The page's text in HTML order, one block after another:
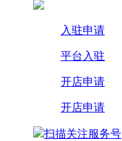
入驻申请
平台入驻
开店申请
开店申请
扫描关注服务号